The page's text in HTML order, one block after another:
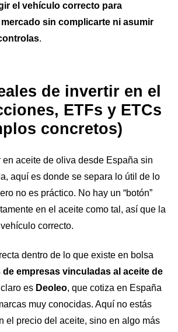
el vehículo correcto para
sin complicarte ni asumir
.
de invertir en el
ETFs y ETCs
concretos)
en aceite de oliva desde España sin
aquí es donde se separa lo útil de lo
no es práctico. No hay un “botón”
en el aceite como tal, así que la
correcto.
dentro de lo que existe en bolsa
empresas vinculadas al aceite de
es Deoleo, que cotiza en España
muy conocidas. Aquí no estás
el precio del aceite, sino en algo más